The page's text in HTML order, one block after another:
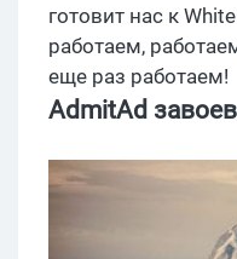
готовит нас к
работаем,
еще раз работаем!
AdmitAd